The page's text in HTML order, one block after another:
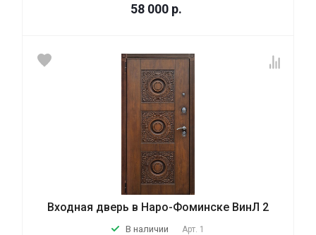
58 000 р.
Входная дверь в Наро-Фоминске ВинЛ 2
В наличии Арт. 1